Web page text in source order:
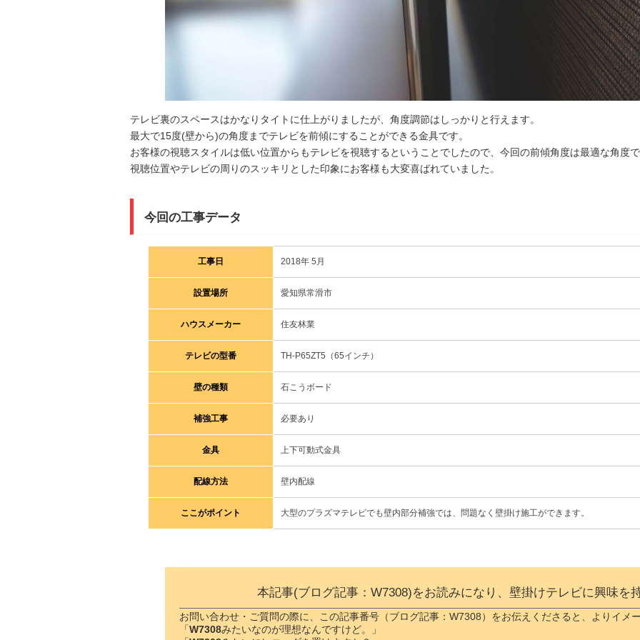
テレビ裏のスペースはかなりタイトに仕上がりましたが、角度調節はしっかりと行えます。
最大で15度(壁から)の角度までテレビを前傾にすることができる金具です。
お客様の視聴スタイルは低い位置からもテレビを視聴するということでしたので、今回の前傾角度は最適な角度
視聴位置やテレビの周りのスッキリとした印象にお客様も大変喜ばれていました。
今回の工事データ
工事日 2018年 5月
設置場所 愛知県常滑市
ハウスメーカー 住友林業
テレビの型番 TH-P65ZT5（65インチ）
壁の種類 石こうボード
補強工事 必要あり
金具 上下可動式金具
配線方法 壁内配線
ここがポイント 大型のプラズマテレビでも壁内部分補強では、問題なく壁掛け施工ができます。
本記事(ブログ記事：W7308)をお読みになり、壁掛けテレビに興味を
お問い合わせ・ご質問の際に、この記事番号（ブログ記事：W7308）をお伝えくださると、よりイメ
「W7308みたいなのが理想なんですけど。」